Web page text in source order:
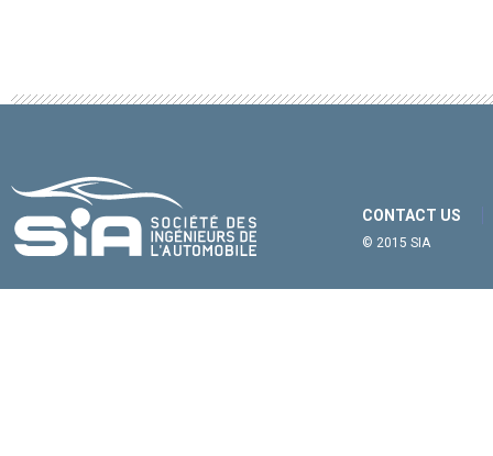
CONTACT US
© 2015 SIA